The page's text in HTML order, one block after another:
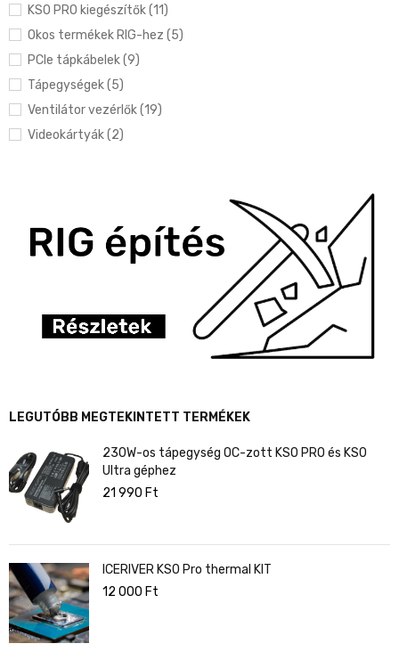
KS0 PRO kiegészítők (11)
Okos termékek RIG-hez (5)
PCIe tápkábelek (9)
Tápegységek (5)
Ventilátor vezérlők (19)
Videokártyák (2)
LEGUTÓBB MEGTEKINTETT TERMÉKEK
230W-os tápegység OC-zott KS0 PRO és KS0
Ultra géphez
21 990 Ft
ICERIVER KS0 Pro thermal KIT
12 000 Ft